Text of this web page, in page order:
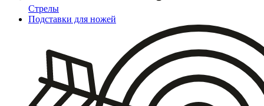
Стрелы
Подставки для ножей